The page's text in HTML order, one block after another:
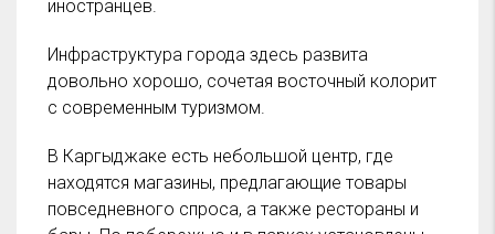
иностранцев.
Инфраструктура города здесь развита
довольно хорошо, сочетая восточный колорит
с современным туризмом.
В Каргыджаке есть небольшой центр, где
находятся магазины, предлагающие товары
повседневного спроса, а также рестораны и